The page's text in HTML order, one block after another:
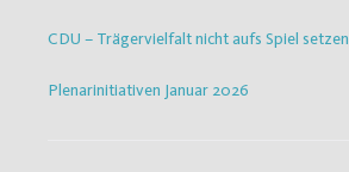
CDU – Trägervielfalt nicht aufs Spiel setzen
Plenarinitiativen Januar 2026